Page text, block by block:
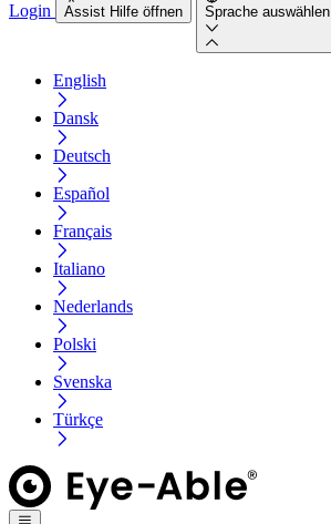
Login Assist Hilfe öffnen Sprache auswählen
English
Dansk
Deutsch
Español
Français
Italiano
Nederlands
Polski
Svenska
Türkçe